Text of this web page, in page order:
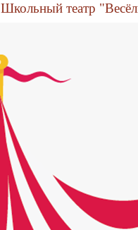
Школьный театр